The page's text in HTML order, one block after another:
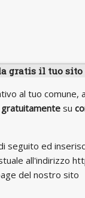
gratis il tuo sito
al tuo comune,
gratuitamentesu
seguito ed
all'indirizzo
del nostro sito